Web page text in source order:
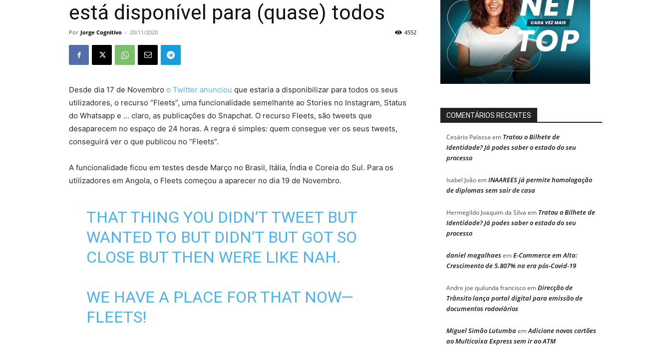
está disponível para (quase) todos
Por Jorge Cognitivo - 20/11/2020 4552
Desde dia 17 de Novembro o Twitter anunciou que estaria a disponibilizar para todos os seus
utilizadores, o recurso “Fleets”, uma funcionalidade semelhante ao Stories no Instagram, Status
do Whatsapp e … claro, as publicações do Snapchat. O recurso Fleets, são tweets que
desaparecem no espaço de 24 horas. A regra é simples: quem consegue ver os seus tweets,
conseguirá ver o que publicou no “Fleets”.
A funcionalidade ficou em testes desde Março no Brasil, Itália, Índia e Coreia do Sul. Para os
utilizadores em Angola, o Fleets começou a aparecer no dia 19 de Novembro.
THAT THING YOU DIDN’T TWEET BUT
WANTED TO BUT DIDN’T BUT GOT SO
CLOSE BUT THEN WERE LIKE NAH.
WE HAVE A PLACE FOR THAT NOW—
FLEETS!
COMENTÁRIOS RECENTES
Cesário Palassa em Tratou o Bilhete de
Identidade? Já podes saber o estado do seu
processo
Isabel JoãoemINAAREES já permite homologação
de diplomas sem sair de casa
Hermegildo Joaquim da Silva em Tratou o Bilhete de
Identidade? Já podes saber o estado do seu
processo
daniel magalhaesemE-Commerce em Alta:
Crescimento de 5.807% na era pós-Covid-19
Andre joe quilunda franciscoemDirecção de
Trânsito lança portal digital para emissão de
documentos rodoviários
Miguel Simão LutumbaemAdicione novos cartões
ao Multicaixa Express sem ir ao ATM